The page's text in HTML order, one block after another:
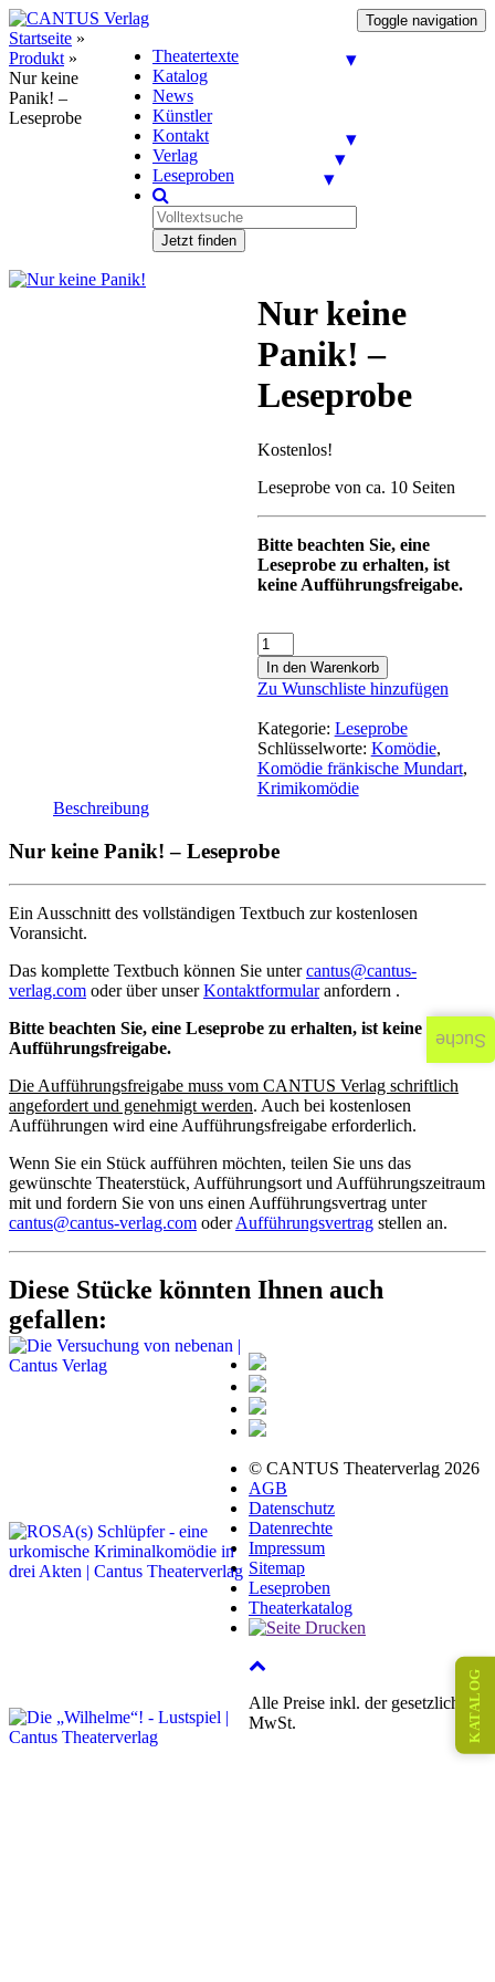
Toggle navigation
Theatertexte
Katalog
News
Künstler
Kontakt
Verlag
Leseproben
Jetzt finden
Startseite »
Produkt »
Nur keine
Panik! –
Leseprobe
Nur keine
Panik! –
Leseprobe
Kostenlos!
Leseprobe von ca. 10 Seiten
Bitte beachten Sie, eine
Leseprobe zu erhalten, ist
keine Aufführungsfreigabe.
In den Warenkorb
Zu Wunschliste hinzufügen
Kategorie: Leseprobe
Schlüsselworte: Komödie,
Komödie fränkische Mundart,
Krimikomödie
Beschreibung
Nur keine Panik! – Leseprobe
Ein Ausschnitt des vollständigen Textbuch zur kostenlosen
Voransicht.
Das komplette Textbuch können Sie untercantus@cantus-
verlag.com oder über unserKontaktformularanfordern .
Bitte beachten Sie, eine Leseprobe zu erhalten, ist keine
Aufführungsfreigabe.
Die Aufführungsfreigabe muss vom CANTUS Verlag schriftlich
angefordert und genehmigt werden. Auch bei kostenlosen
Aufführungen wird eine Aufführungsfreigabe erforderlich.
Wenn Sie ein Stück aufführen möchten, teilen Sie uns das
gewünschte Theaterstück, Aufführungsort und Aufführungszeitraum
mit und fordern Sie von uns einen Aufführungsvertrag unter
cantus@cantus-verlag.com oderAufführungsvertrag stellen an.
Diese Stücke könnten Ihnen auch
gefallen:
© CANTUS Theaterverlag 2026
AGB
Datenschutz
Datenrechte
Impressum
Sitemap
Leseproben
Theaterkatalog
Alle Preise inkl. der gesetzlichen
MwSt.
KATALOG
Suche